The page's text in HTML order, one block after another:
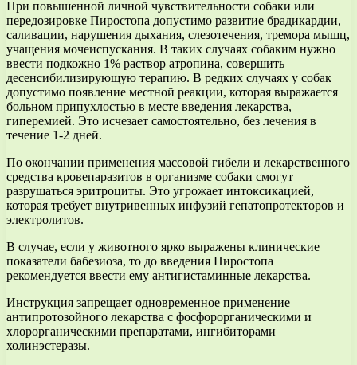
При повышенной личной чувствительности собаки или
передозировке Пиростопа допустимо развитие брадикардии,
саливации, нарушения дыхания, слезотечения, тремора мышц,
учащения мочеиспускания. В таких случаях собаким нужно
ввести подкожно 1% раствор атропина, совершить
десенсибилизирующую терапию. В редких случаях у собак
допустимо появление местной реакции, которая выражается
больном припухлостью в месте введения лекарства,
гиперемией. Это исчезает самостоятельно, без лечения в
течение 1-2 дней.
По окончании применения массовой гибели и лекарственного
средства кровепаразитов в организме собаки смогут
разрушаться эритроциты. Это угрожает интоксикацией,
которая требует внутривенных инфузий гепатопротекторов и
электролитов.
В случае, если у животного ярко выражены клинические
показатели бабезиоза, то до введения Пиростопа
рекомендуется ввести ему антигистаминные лекарства.
Инструкция запрещает одновременное применение
антипротозойного лекарства с фосфорорганическими и
хлорорганическими препаратами, ингибиторами
холинэстеразы.